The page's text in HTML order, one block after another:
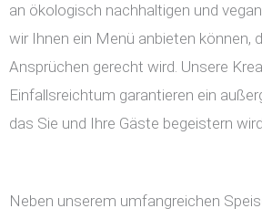
an ökologisch nachhaltigen und
wir Ihnen ein Menü anbieten können,
Ansprüchen gerecht wird. Unsere
Einfallsreichtum garantieren ein
das Sie und Ihre Gäste begeistern
Neben unserem umfangreichen